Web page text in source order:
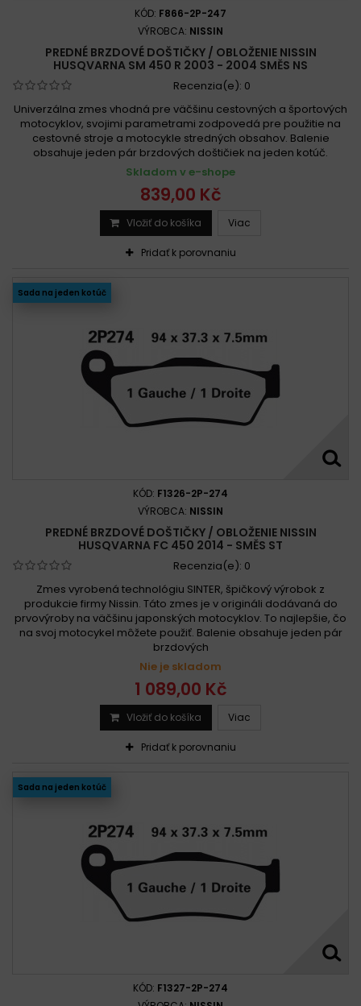
Husqvarna SM 450 R 2005-2010
Husqvarna SM 450 R 2006 - 2008
Husqvarna SM 450 R 2006 - 2013
Husqvarna SM 450 R 2006-2020
Husqvarna SM 450 RR 2006 -
Husqvarna SM 450 RR 2006 - 2010
Husqvarna SM 450 RR 2006-2008
Husqvarna TC 450 2002 - 2003
Husqvarna TC 450 2002 - 2003
Husqvarna TC 450 2002 - 2006
Husqvarna TC 450 2002-2010
Husqvarna TC 450 2004 - 2010
Husqvarna TC 450 2004-2007
Husqvarna TC 450 2005-2020
Husqvarna TC 450 2007 -
Husqvarna TE 450 2002 - 2006
Husqvarna TE 450 2002-2005
Husqvarna TE 450 2002-2007
Husqvarna TE 450 2002-2010
Husqvarna TE 450 2006-2010
Husqvarna TE 450 2007 -
Husqvarna TE 450 2014
Husqvarna TE 450 2014 -
KÓD: F866-2P-247
VÝROBCA: NISSIN
PREDNÉ BRZDOVÉ DOŠTIČKY / OBLOŽENIE NISSIN
HUSQVARNA SM 450 R 2003 - 2004 SMĚS NS
Recenzia(e): 0
Univerzálna zmes vhodná pre väčšinu cestovných a športových
motocyklov, svojimi parametrami zodpovedá pre použitie na
cestovné stroje a motocykle stredných obsahov. Balenie
obsahuje jeden pár brzdových doštičiek na jeden kotúč.
Skladom v e-shope
839,00 Kč
Vložiť do košíka Viac
Pridať k porovnaniu
Sada na jeden kotúč
KÓD: F1326-2P-274
VÝROBCA: NISSIN
PREDNÉ BRZDOVÉ DOŠTIČKY / OBLOŽENIE NISSIN
HUSQVARNA FC 450 2014 - SMĚS ST
Recenzia(e): 0
Zmes vyrobená technológiu SINTER, špičkový výrobok z
produkcie firmy Nissin. Táto zmes je v origináli dodávaná do
prvovýroby na väčšinu japonských motocyklov. To najlepšie, čo
na svoj motocykel môžete použiť. Balenie obsahuje jeden pár
brzdových
Nie je skladom
1 089,00 Kč
Vložiť do košíka Viac
Pridať k porovnaniu
Sada na jeden kotúč
KÓD: F1327-2P-274